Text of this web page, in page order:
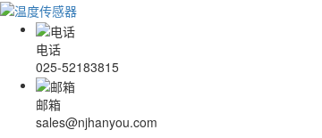
电话
025-52183815
邮箱
sales@njhanyou.com